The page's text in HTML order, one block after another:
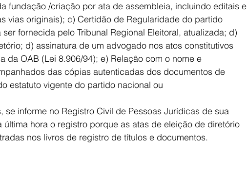
fundação /criação por ata de assembleia, incluindo editais e
vias originais); c) Certidão de Regularidade do partido
fornecida pelo Tribunal Regional Eleitoral, atualizada; d)
d) assinatura de um advogado nos atos constitutivos
da OAB (Lei 8.906/94); e) Relação com o nome e
das cópias autenticadas dos documentos de
estatuto vigente do partido nacional ou
hora o registro porque as atas de eleição de diretório
nos livros de registro de títulos e documentos.